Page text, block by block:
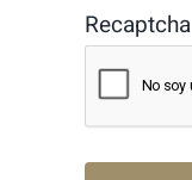
Recaptcha